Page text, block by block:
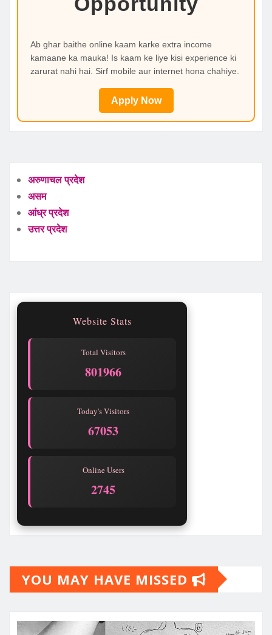
Ab ghar baithe online kaam karke extra income
kamaane ka mauka! Is kaam ke liye kisi experience ki
zarurat nahi hai. Sirf mobile aur internet hona chahiye.
Apply Now
अरुणाचल प्रदेश
असम
आंध्र प्रदेश
उत्तर प्रदेश
Website Stats
Total Visitors
801966
Today's Visitors
67053
Online Users
2745
YOU MAY HAVE MISSED